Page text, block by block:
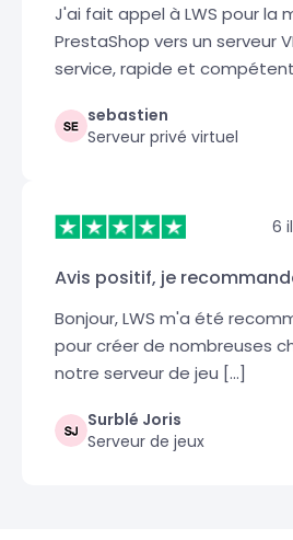
J'ai fait appel à LWS pour la
PrestaShop vers un serveur
service, rapide et
sebastien
Serveur privé virtuel
6
Avis positif, je
Bonjour, LWS m'a été
pour créer de nombreuses
notre serveur de jeu [...]
Surblé Joris
Serveur de jeux